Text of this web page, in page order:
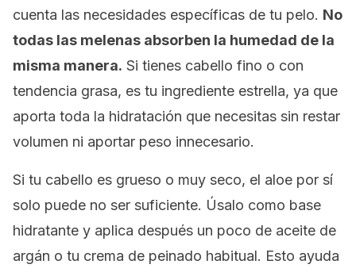
cuenta las necesidades específicas de tu pelo. No
todas las melenas absorben la humedad de la
misma manera. Si tienes cabello fino o con
tendencia grasa, es tu ingrediente estrella, ya que
aporta toda la hidratación que necesitas sin restar
volumen ni aportar peso innecesario.
Si tu cabello es grueso o muy seco, el aloe por sí
solo puede no ser suficiente. Úsalo como base
hidratante y aplica después un poco de aceite de
argán o tu crema de peinado habitual. Esto ayuda